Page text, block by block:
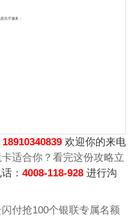
宾厅服务；
18910340839 欢迎你的来电
适合你？看完这份攻略立
： 4008-118-928 进行沟
付抢100个银联专属名额